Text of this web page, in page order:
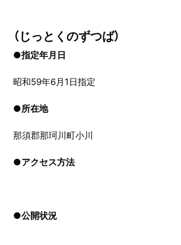
（じっとくのずつば）
●指定年月日
昭和59年6月1日指定
●所在地
那須郡那珂川町小川
●アクセス方法
●公開状況